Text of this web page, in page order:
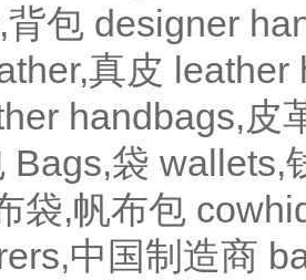
背包 designer
真皮 leather
handbags,皮
Bags,袋 wallets,
袋,帆布包
中国制造商